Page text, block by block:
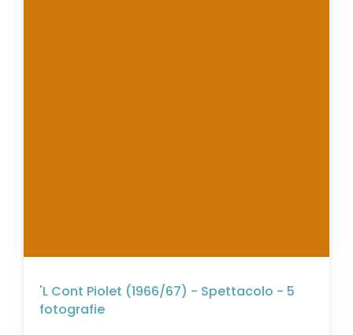
'L Cont Piolet (1966/67) - Spettacolo - 5
fotografie